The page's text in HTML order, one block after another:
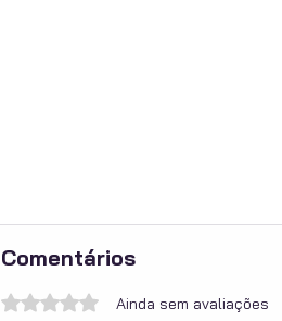
Comentários
Avaliado com 0 de 5 estrelas.Ainda sem avaliações